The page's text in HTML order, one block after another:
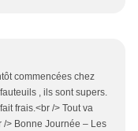
commencées chez
, ils sont supers.
frais.<br /> Tout va
/> Bonne Journée – Les